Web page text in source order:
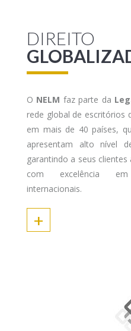
DIREITO
O NELM faz parte da
rede global de escritórios
em mais de 40 países,
apresentam alto nível
garantindo a seus
com excelência em
internacionais.
+